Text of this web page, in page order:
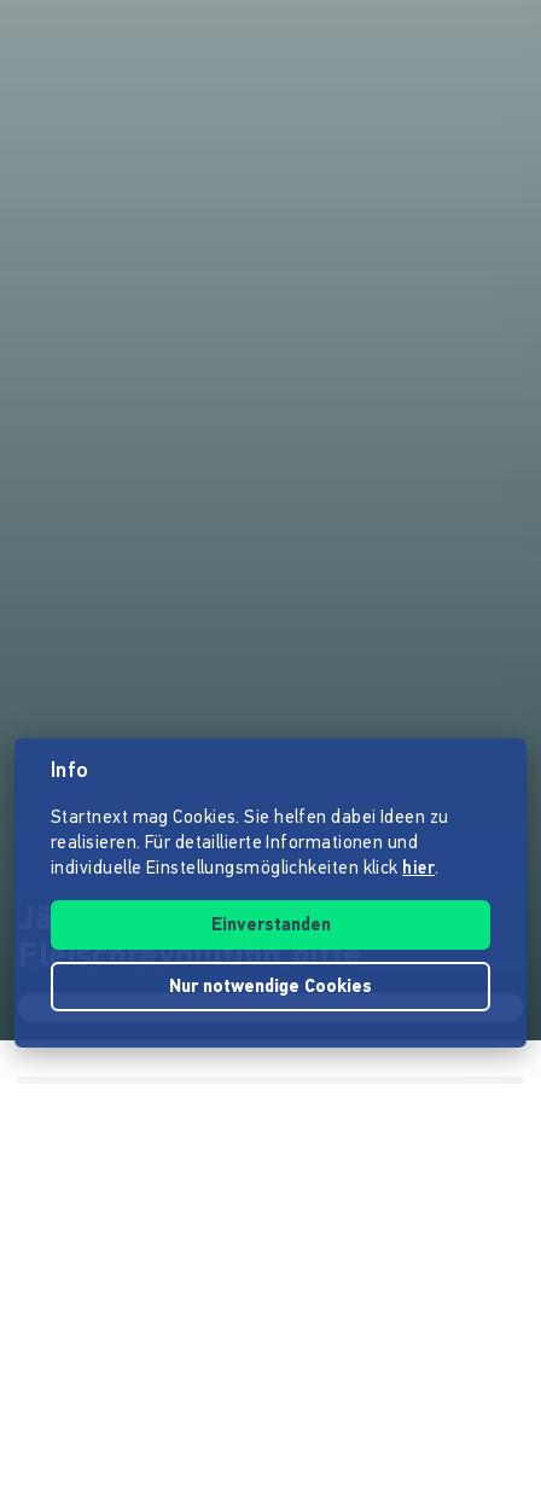
Jäger und Sammler - Einmal
Fleischrevolution bitte
Info
Startnext mag Cookies. Sie helfen dabei Ideen zu
realisieren. Für detaillierte Informationen und
individuelle Einstellungsmöglichkeiten klick hier.
Einverstanden
Nur notwendige Cookies